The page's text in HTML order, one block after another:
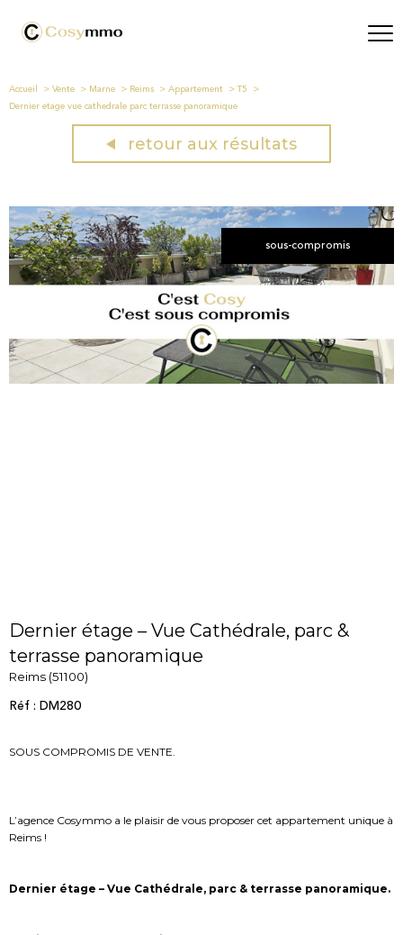
Accueil Vente Marne Reims Appartement
T5
Dernier etage vue cathedrale parc terrasse panoramique
retour aux résultats
sous-compromis
Dernier étage – Vue Cathédrale, parc &
terrasse panoramique
Reims (51100)
Réf : DM280
SOUS COMPROMIS DE VENTE.
L’agence Cosymmo a le plaisir de vous proposer cet appartement unique à
Reims !
Dernier étage – Vue Cathédrale, parc & terrasse panoramique.